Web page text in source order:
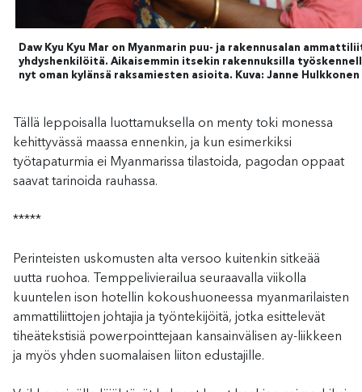
Daw Kyu Kyu Mar on Myanmarin puu- ja rakennusalan
yhdyshenkilöitä. Aikaisemmin itsekin rakennuksilla
nyt oman kylänsä raksamiesten asioita. Kuva: Janne Hulkkonen
Tällä leppoisalla luottamuksella on menty toki monessa
kehittyvässä maassa ennenkin, ja kun esimerkiksi
työtapaturmia ei Myanmarissa tilastoida, pagodan oppaat
saavat tarinoida rauhassa.
*****
Perinteisten uskomusten alta versoo kuitenkin sitkeää
uutta ruohoa. Temppelivierailua seuraavalla viikolla
kuuntelen ison hotellin kokoushuoneessa myanmarilaisten
ammattiliittojen johtajia ja työntekijöitä, jotka esittelevät
tiheätekstisiä powerpointtejaan kansainvälisen ay-liikkeen
ja myös yhden suomalaisen liiton edustajille.